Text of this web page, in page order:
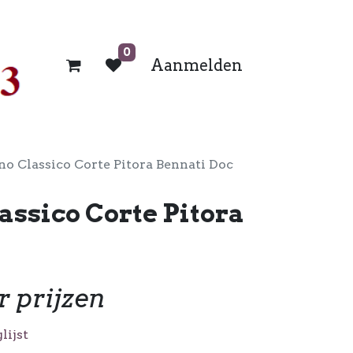
0
Aanmelden
Classico Corte Pitora Bennati Doc
Corte Pitora
prijzen